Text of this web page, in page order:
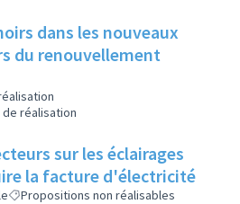
du renouvellement
réalisation
sur les éclairages
la facture d'électricité
Propositions non réalisables